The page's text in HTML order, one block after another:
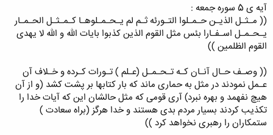
آیه ی 5 سوره جمعه :
(( مـثـل الذيـن حـمـلوا التـورئه ثـم لم يـحـمـلوهـا كـمـثـل الحـمـار
يـحـمـل اسـفـارا بئس مثل القوم الذين كذبوا بايات اللّه و اللّه لا يهدى
القوم الظلمين ))
(( وصـف حـال آنـان كـه تـحـمـل (عـلم ) تـورات كـرده و خـلاف آن
عـمل نمودند در مثل به حمارى ماند كه بار كتابها بر پشت كشد (و از آن
هيچ نفهمد و بهره نبرد) آرى قومى كه مثل حالشان اين كه آيات خدا را
تكذيب كردند بسيار مردم بدى هستند و خدا هرگز (براه سعادت )
ستمكاران را رهبرى نخواهد كرد ))